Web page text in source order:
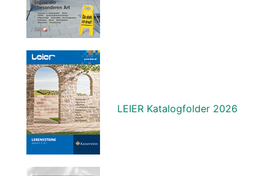
LEIER Katalogfolder 2026